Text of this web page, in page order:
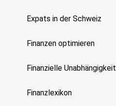
Expats in der Schweiz
Finanzen optimieren
Finanzielle Unabhängigkeit
Finanzlexikon